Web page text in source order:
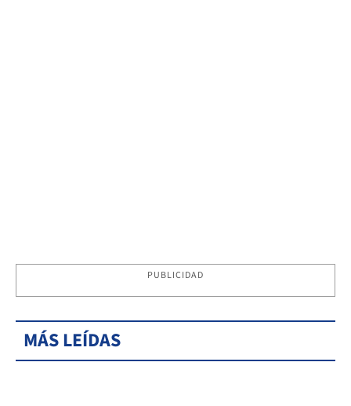
PUBLICIDAD
MÁS LEÍDAS